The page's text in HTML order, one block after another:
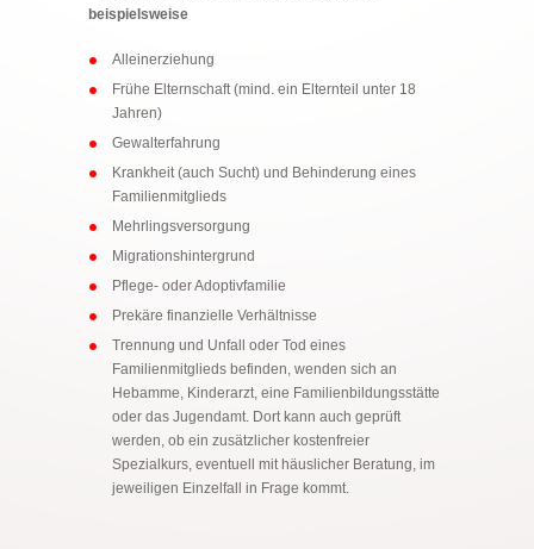
beispielsweise
Alleinerziehung
Frühe Elternschaft (mind. ein Elternteil unter 18
Jahren)
Gewalterfahrung
Krankheit (auch Sucht) und Behinderung eines
Familienmitglieds
Mehrlingsversorgung
Migrationshintergrund
Pflege- oder Adoptivfamilie
Prekäre finanzielle Verhältnisse
Trennung und Unfall oder Tod eines
Familienmitglieds befinden, wenden sich an
Hebamme, Kinderarzt, eine Familienbildungsstätte
oder das Jugendamt. Dort kann auch geprüft
werden, ob ein zusätzlicher kostenfreier
Spezialkurs, eventuell mit häuslicher Beratung, im
jeweiligen Einzelfall in Frage kommt.